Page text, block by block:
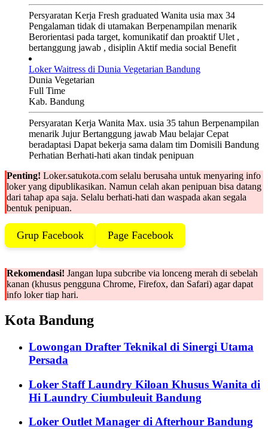
Persyaratan Kerja Fresh graduated Wanita usia max 34
Pengalaman tidak di utamakan Berpenampilan menarik
Berorientasi pada target, komunikatif dan proaktif Ulet ,
bertanggung jawab , disiplin Aktif media social Benefit
Loker Waitress di Dunia Vegetarian Bandung
Dunia Vegetarian
Full Time
Kab. Bandung
Persyaratan Kerja Wanita Max. usia 35 tahun Berpenampilan
menarik Jujur Bertanggung jawab Mau belajar Cepat
beradaptasi Dapat bekerja sama dalam tim Domisili Bandung
Perhatian Berhati-hati akan tindak penipuan
Penting! Loker.satukota.com selalu berusaha untuk menyaring info
loker yang dipublikasikan. Namun celah akan penipuan bisa datang
dari tahap apa saja. Selalu berhati-hati dan waspada akan segala
bentuk penipuan.
Grup Facebook Page Facebook
Rekomendasi! Jangan lupa subcribe via lonceng merah di sebelah
kanan (khusus pengguna Chrome, Firefox, dan Safari) agar dapat
info loker tiap hari.
Kota Bandung
Lowongan Drafter Teknikal di Sinergi Utama
Persada
Loker Staff Laundry Kiloan Khusus Wanita di
Hi Laundry Ciumbuleuit Bandung
Loker Outlet Manager di Afterhour Bandung